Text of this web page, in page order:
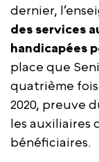
dernier,
des services
handicapées
place que
quatrième fois
2020, preuve
les auxiliaires
bénéficiaires.